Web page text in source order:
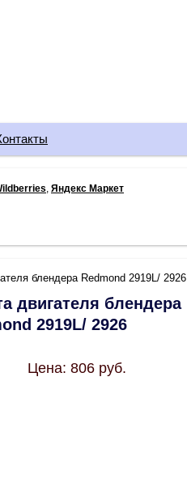
Яндекс Маркет
блендера Redmond 2919L/ 2926
двигателя блендера
2919L/ 2926
Цена: 806 руб.